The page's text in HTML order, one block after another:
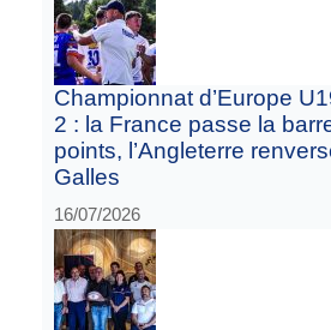
Championnat d’Europe
2 : la France passe la
points, l’Angleterre
Galles
16/07/2026